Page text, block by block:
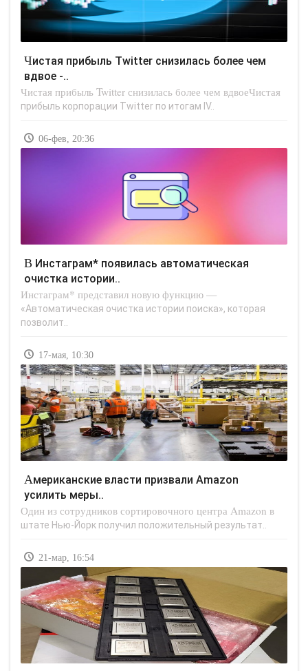
Чистая прибыль Twitter снизилась более чем
вдвое -..
Чистая прибыль Twitter снизилась более чем вдвоеЧистая
прибыль корпорации Twitter по итогам IV..
06-фев, 20:36
В Инстаграм* появилась автоматическая
очистка истории..
Инстаграм* представил новую функцию —
«Автоматическая очистка истории поиска», которая
позволит..
17-мая, 10:30
Американские власти призвали Amazon
усилить меры..
Один из сотрудников сортировочного центра Amazon в
штате Нью-Йорк получил положительный результат..
21-мар, 16:54